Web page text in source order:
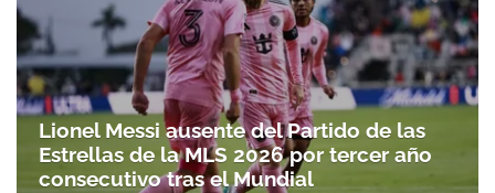
Lionel Messi ausente del Partido de las
Estrellas de la MLS 2026 por tercer año
consecutivo tras el Mundial